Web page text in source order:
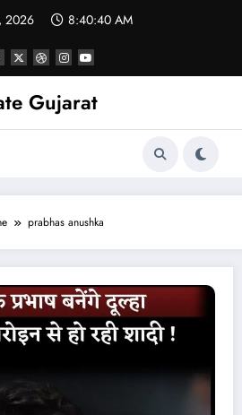
2026 8:40:41 AM
Gujarat
prabhas anushka